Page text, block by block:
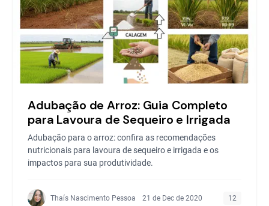
Adubação de Arroz: Guia Completo
para Lavoura de Sequeiro e Irrigada
Adubação para o arroz: confira as recomendações
nutricionais para lavoura de sequeiro e irrigada e os
impactos para sua produtividade.
Thaís Nascimento Pessoa 21 de Dec de 2020 12